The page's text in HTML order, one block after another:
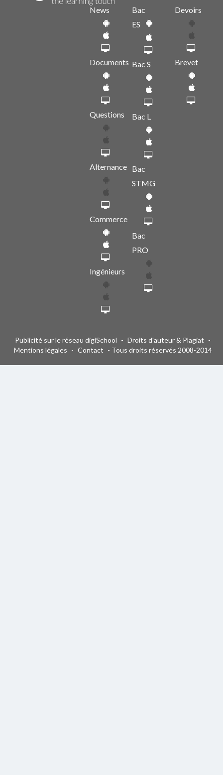
News
Documents
Questions
Alternance
Commerce
Ingénieurs
Bac
ES
Bac S
Bac L
Bac
STMG
Bac
PRO
Devoirs
Brevet
Publicité sur le réseau digiSchool - Droits d'auteur & Plagiat -
Mentions légales - Contact - Tous droits réservés 2008-2014